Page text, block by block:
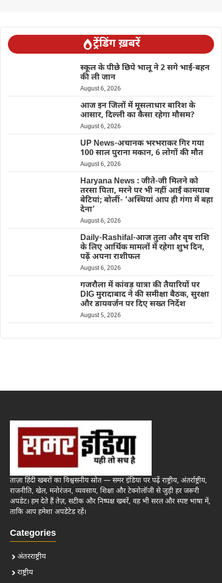
ट्रेंडिंग ख़बरें
स्कूल के पीछे छिपे भालू ने 2 सगे भाई-बहन
की ली जान
August 6, 2026
आज इन जिलों में मूसलाधार बारिश के
आसार, दिल्ली का कैसा रहेगा मौसम?
August 6, 2026
UP News-अचानक भरभराकर गिर गया
100 साल पुराना मकान, 6 लोगों की मौत
August 6, 2026
Haryana News : जीते-जी मिलने को
तरसा पिता, मरने पर भी नहीं आईं कामयाब
बेटियां; बोलीं- ‘अस्थियां आप ही गंगा में बहा
देना’
August 6, 2026
Daily-Rashifal-आज तुला और वृष राशि
के लिए आर्थिक मामलों में रहेगा शुभ दिन,
पढ़ें अपना राशीफल
August 6, 2026
गजरौला में कांवड़ यात्रा की तैयारियों पर
DIG मुरादाबाद ने की समीक्षा बैठक, सुरक्षा
और डायवर्जन पर दिए सख्त निर्देश
August 5, 2026
ताज़ा हिंदी खबरों का विश्वसनीय स्रोत — समर इंडिया पर पढ़ें राष्ट्रीय, अंतर्राष्ट्रीय,
राजनीति, खेल, मनोरंजन, व्यवसाय, शिक्षा और टेक्नोलॉजी से जुड़ी हर जरूरी
अपडेट। हम देते हैं तेज़, सटीक और निष्पक्ष खबरें, वह भी सरल और स्पष्ट भाषा में,
ताकि आप हमेशा अपडेटेड रहें।
Categories
अंतरराष्ट्रीय
राष्ट्रीय